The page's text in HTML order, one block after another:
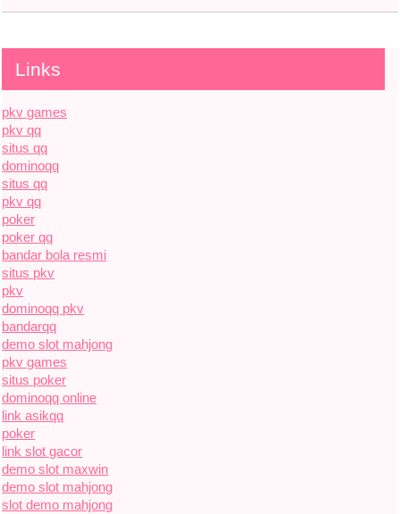
Links
pkv games
pkv qq
situs qq
dominoqq
situs qq
pkv qq
poker
poker qq
bandar bola resmi
situs pkv
pkv
dominoqq pkv
bandarqq
demo slot mahjong
pkv games
situs poker
dominoqq online
link asikqq
poker
link slot gacor
demo slot maxwin
demo slot mahjong
slot demo mahjong